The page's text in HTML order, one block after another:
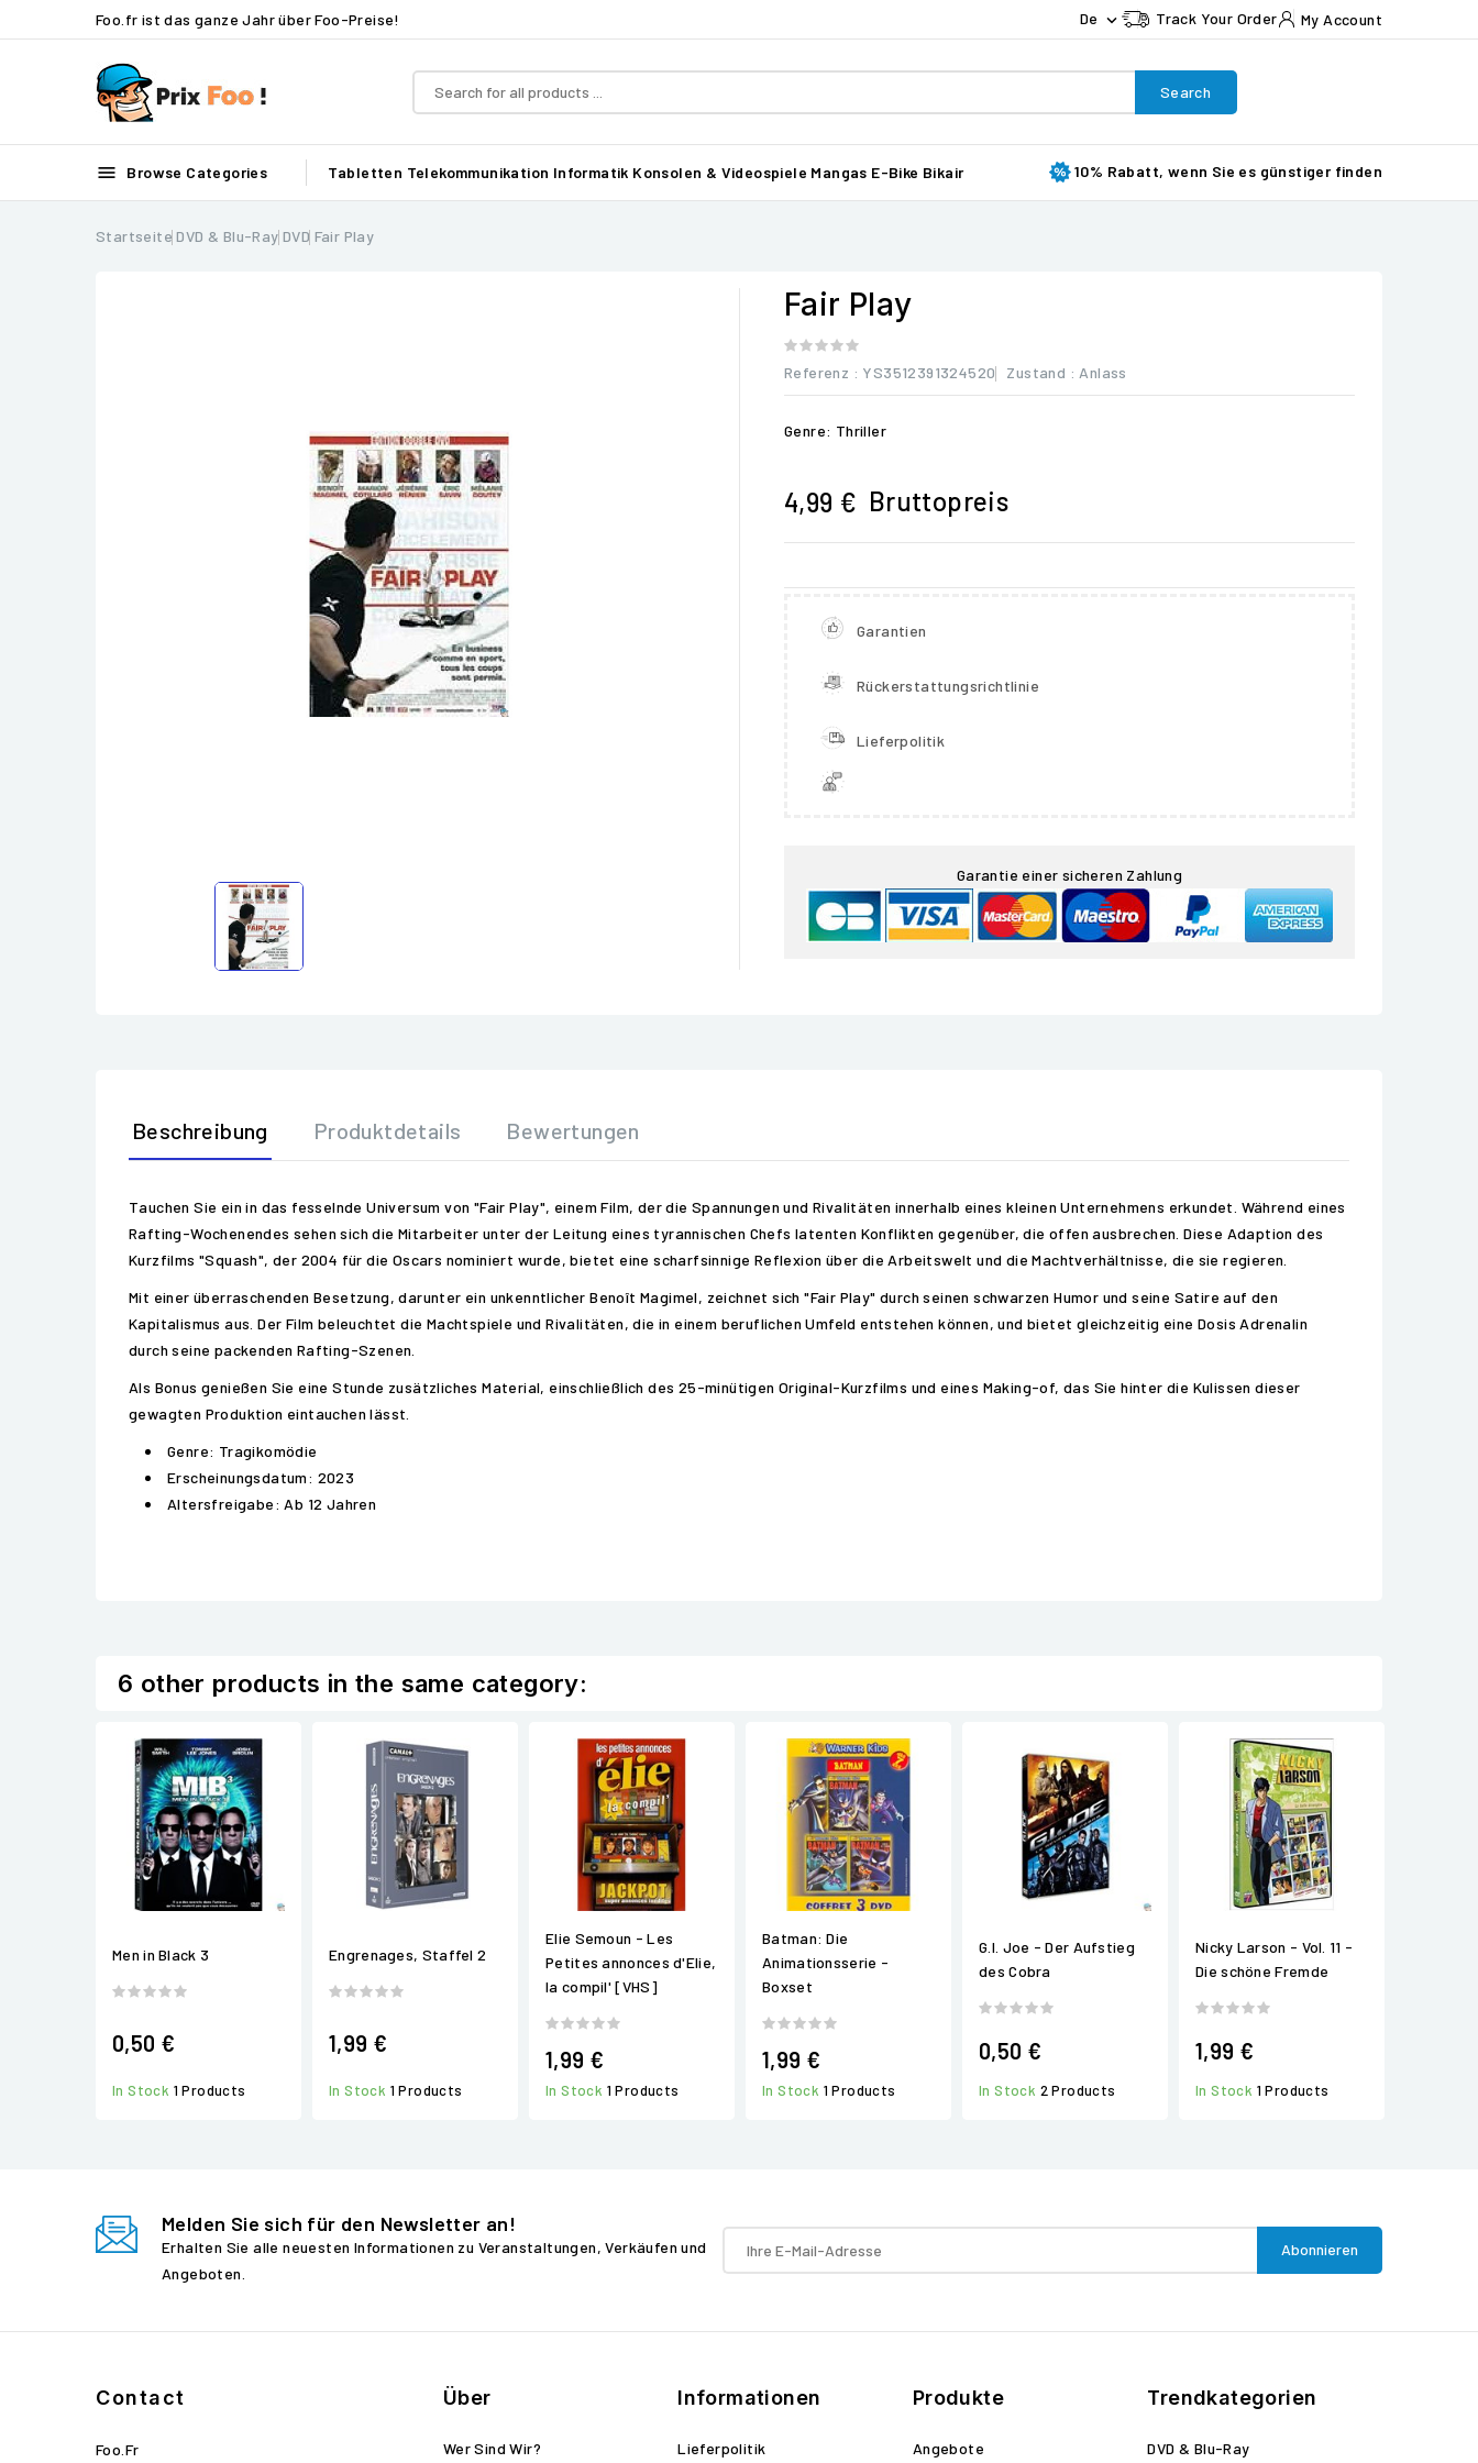
Foo.fr ist das ganze Jahr über Foo-Preise! De  Track Your Order My Account
Search
 Browse Categories Tabletten Telekommunikation Informatik Konsolen & Videospiele Mangas E-Bike Bikair 10% Rabatt, wenn Sie es günstiger finden
Startseite DVD & Blu-Ray DVD Fair Play
Fair Play
Referenz : YS3512391324520 Zustand : Anlass
Genre: Thriller
4,99 € Bruttopreis
Garantien
Rückerstattungsrichtlinie
Lieferpolitik
Garantie einer sicheren Zahlung
Beschreibung Produktdetails Bewertungen
Tauchen Sie ein in das fesselnde Universum von "Fair Play", einem Film, der die Spannungen und Rivalitäten innerhalb eines kleinen Unternehmens erkundet. Während eines
Rafting-Wochenendes sehen sich die Mitarbeiter unter der Leitung eines tyrannischen Chefs latenten Konflikten gegenüber, die offen ausbrechen. Diese Adaption des
Kurzfilms "Squash", der 2004 für die Oscars nominiert wurde, bietet eine scharfsinnige Reflexion über die Arbeitswelt und die Machtverhältnisse, die sie regieren.
Mit einer überraschenden Besetzung, darunter ein unkenntlicher Benoît Magimel, zeichnet sich "Fair Play" durch seinen schwarzen Humor und seine Satire auf den
Kapitalismus aus. Der Film beleuchtet die Machtspiele und Rivalitäten, die in einem beruflichen Umfeld entstehen können, und bietet gleichzeitig eine Dosis Adrenalin
durch seine packenden Rafting-Szenen.
Als Bonus genießen Sie eine Stunde zusätzliches Material, einschließlich des 25-minütigen Original-Kurzfilms und eines Making-of, das Sie hinter die Kulissen dieser
gewagten Produktion eintauchen lässt.
Genre: Tragikomödie
Erscheinungsdatum: 2023
Altersfreigabe: Ab 12 Jahren
6 other products in the same category:
Men in Black 3
0,50 €
In Stock 1 Products
Engrenages, Staffel 2
1,99 €
In Stock 1 Products
Elie Semoun - Les
Petites annonces d'Elie,
la compil' [VHS]
1,99 €
In Stock 1 Products
Batman: Die
Animationsserie -
Boxset
1,99 €
In Stock 1 Products
G.I. Joe - Der Aufstieg
des Cobra
0,50 €
In Stock 2 Products
Nicky Larson - Vol. 11 -
Die schöne Fremde
1,99 €
In Stock 1 Products
Melden Sie sich für den Newsletter an!
Erhalten Sie alle neuesten Informationen zu Veranstaltungen, Verkäufen und
Angeboten.
Contact
Foo.fr
Über
Wer Sind Wir?
Informationen
Lieferpolitik
Produkte
Angebote
Trendkategorien
DVD & Blu-Ray